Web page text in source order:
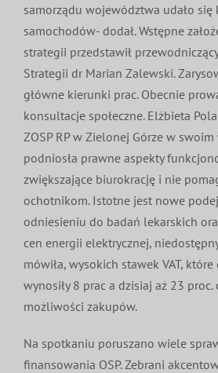
samorządu województwa udało
samochodów- dodał. Wstępne
strategii przedstawił
Strategii dr Marian Zalewski.
główne kierunki prac. Obecnie
konsultacje społeczne. Elżbieta
ZOSP RP w Zielonej Górze w
podniosła prawne aspekty
zwiększające biurokrację i nie
ochotnikom. Istotne jest nowe
odniesieniu do badań lekarskich
cen energii elektrycznej,
mówiła, wysokich stawek VAT,
wynosiły 8 prac a dzisiaj aż 23 proc.
możliwości zakupów.
Na spotkaniu poruszano wiele
finansowania OSP. Zebrani